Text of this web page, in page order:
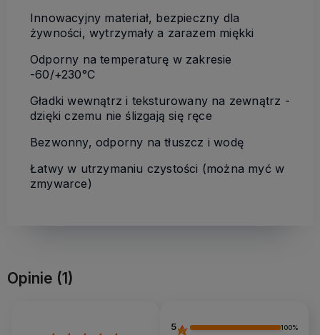
Innowacyjny materiał, bezpieczny dla
żywności, wytrzymały a zarazem miękki
Odporny na temperaturę w zakresie
-60/+230°C
Gładki wewnątrz i teksturowany na zewnątrz -
dzięki czemu nie ślizgają się ręce
Bezwonny, odporny na tłuszcz i wodę
Łatwy w utrzymaniu czystości (można myć w
zmywarce)
Opinie (1)
5 100%